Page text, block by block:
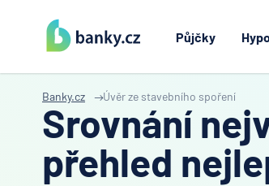
Půjčky
Banky.cz Úvěr ze stavebního spoření
Srovnání
přehled